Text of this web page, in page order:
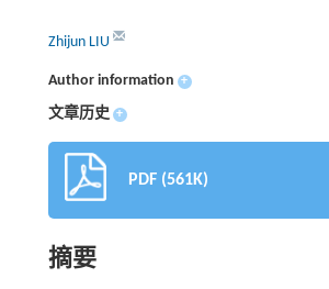
Zhijun LIU
Author information +
文章历史 +
PDF (561K)
摘要